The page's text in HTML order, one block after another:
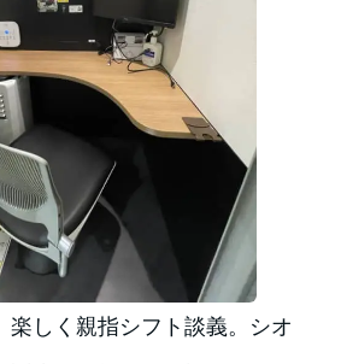
楽しく親指シフト談義。シオ